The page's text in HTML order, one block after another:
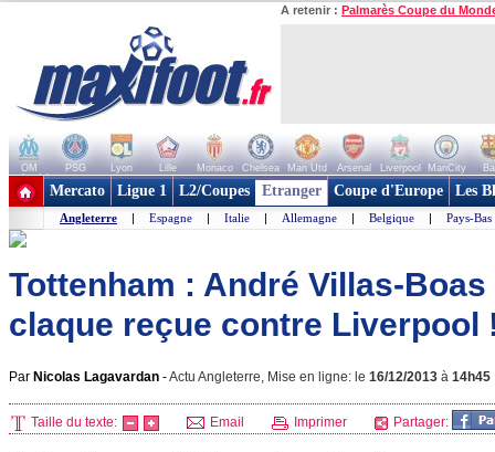
A retenir : Palmarès Coupe du
OM PSG Lyon Lille Monaco Chelsea Man Utd Arsenal Liverpool ManCity
+ de clubs
Mercato Ligue 1 L2/Coupes Etranger Coupe d'Europe Les
Angleterre | Espagne | Italie | Allemagne | Belgique | Pays-Bas
Tottenham : André Villas-
claque reçue contre Liverpool
Par Nicolas Lagavardan -Actu Angleterre, Mise en ligne: le 16/12/2013 à 14h45
Taille du texte: Email Imprimer Partager: